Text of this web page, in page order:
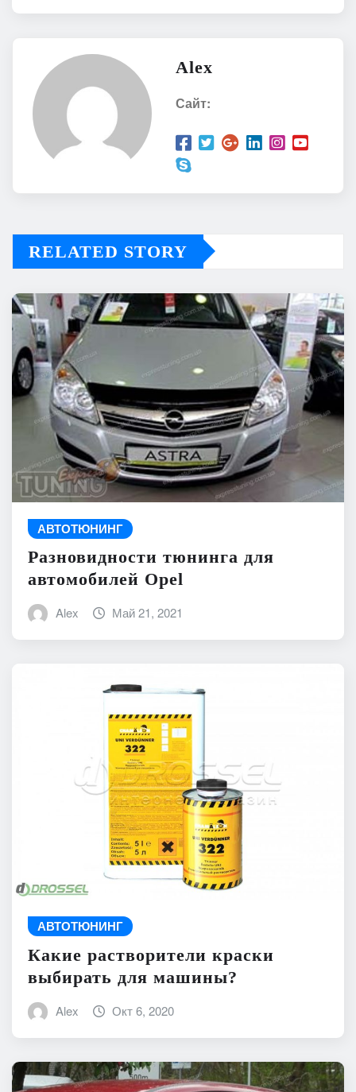
Alex
Сайт:
RELATED STORY
АВТОТЮНИНГ
Разновидности тюнинга для
автомобилей Opel
Alex Май 21, 2021
АВТОТЮНИНГ
Какие растворители краски
выбирать для машины?
Alex Окт 6, 2020